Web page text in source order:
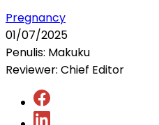
Pregnancy
01/07/2025
Penulis: Makuku
Reviewer: Chief Editor